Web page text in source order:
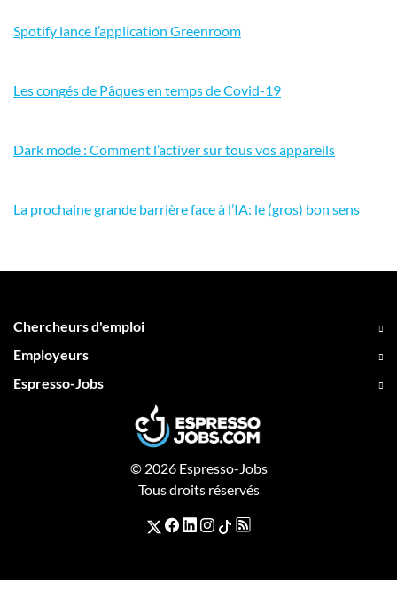
Spotify lance l’application Greenroom
Les congés de Pâques en temps de Covid-19
Dark mode : Comment l’activer sur tous vos appareils
La prochaine grande barrière face à l’IA: le (gros) bon sens
Chercheurs d'emploi
Employeurs
Espresso-Jobs
© 2026 Espresso-Jobs
Tous droits réservés